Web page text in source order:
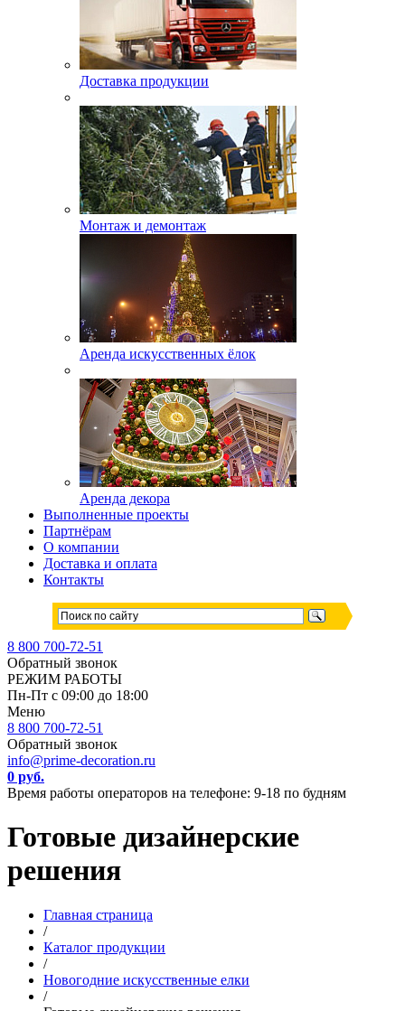
Доставка продукции
Монтаж и демонтаж
Аренда искусственных ёлок
Аренда декора
Выполненные проекты
Партнёрам
О компании
Доставка и оплата
Контакты
8 800 700-72-51
Обратный звонок
РЕЖИМ РАБОТЫ
Пн-Пт с 09:00 до 18:00
Меню
8 800 700-72-51
Обратный звонок
info@prime-decoration.ru
0 руб.
Время работы операторов на телефоне: 9-18 по будням
Готовые дизайнерские
решения
Главная страница
/
Каталог продукции
/
Новогодние искусственные елки
/